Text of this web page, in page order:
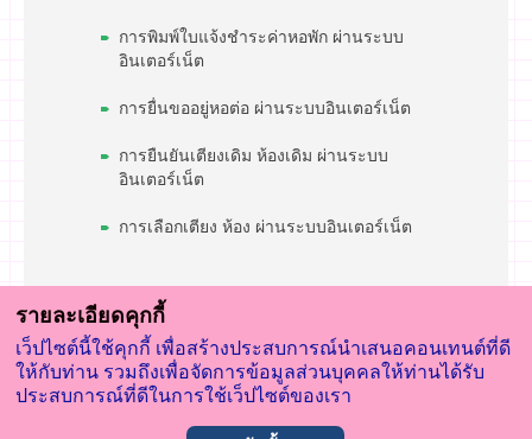
การพิมพ์ใบแจ้งชำระค่าหอพัก ผ่านระบบ
อินเตอร์เน็ต
การยื่นขออยู่หอต่อ ผ่านระบบอินเตอร์เน็ต
การยืนยันเตียงเดิม ห้องเดิม ผ่านระบบ
อินเตอร์เน็ต
การเลือกเตียง ห้อง ผ่านระบบอินเตอร์เน็ต
รายละเอียดคุกกี้
เว็ปไซต์นี้ใช้คุกกี้ เพื่อสร้างประสบการณ์นำเสนอคอนเทนต์ที่ดี
ให้กับท่าน รวมถึงเพื่อจัดการข้อมูลส่วนบุคคลให้ท่านได้รับ
ประสบการณ์ที่ดีในการใช้เว็ปไซต์ของเรา